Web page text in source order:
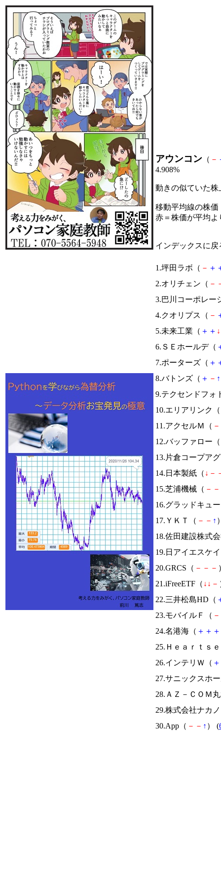
アウンコン （ －
4.908%
動きの似ていた
移動平均線の株価
赤＝株価が平均
インデックスに戻
1.坪田ラボ（ － ＋
2.オリチェン（ －
3.巴川コーポレー
4.クオリプス（ －
5.未来工業（ ＋ ＋ ↓
6.ＳＥホールデ（
7.ポーターズ（ ＋
8.バトンズ（ ＋ － ↑
9.テクセンドフォ
10.エリアリンク（
11.アクセルＭ（ －
12.バッファロー（
13.片倉コープア
14.日本製紙（ ↓ －
15.芝浦機械（ － －
16.グラッドキュ
17.ＹＫＴ（ － － ↑
18.佐田建設株式
19.日アイエスケ
20.GRCS（ － － －
21.iFreeETF（ ↓ ↓ －
22.三井松島HD（
23.モバイルＦ（ －
24.名港海（ ＋ ＋ ＋
25.Ｈｅａｒｔｓ
26.インテリＷ（ ＋
27.サニックスホ
28.ＡＺ－ＣＯＭ
29.株式会社ナカ
30.App（ － － ↑ ） (